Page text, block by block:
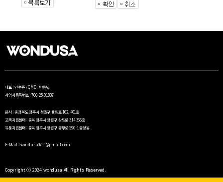
대표 : 안현준 / CMO : 박종민
사업자등록번호 : 760-25-01837
본사 : 충청북도 청주시 청원구 율량로 162, 401호
고객지원센터 : 충북 청주시 청원구 상당로 314 366호
유통지원센터 : 충북 청주시 청원구 중부로 590-1 공장동
E-Mail : wondusa0711@gmail.com
Copyright ⓒ 2024 wondusa All Rights Reserved.